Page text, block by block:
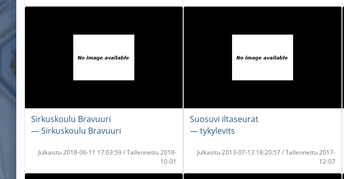
Sirkuskoulu Bravuuri
― Sirkuskoulu Bravuuri
Julkaistu 2018-06-11 17:03:59 / Tallennettu 2018-
10-01
Suosuvi iltaseurat
― tykylevits
Julkaistu 2013-07-13 18:20:57 / Tallennettu 2017-
12-07